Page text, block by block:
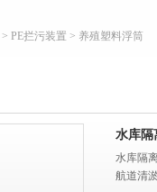
> PE拦污装置 > 养殖塑料浮筒
水库隔
水库隔
航道清